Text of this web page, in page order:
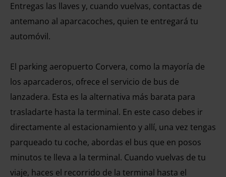
Entregas las llaves y, cuando vuelvas, contactas de
antemano al aparcacoches, quien te entregará tu
automóvil.
El parking aeropuerto Corvera, como la mayoría de
los aparcaderos, ofrece el servicio de bus de
lanzadera. Esta es la alternativa más barata para
trasladarte hasta la terminal. En este caso debes ir
directamente al estacionamiento y allí, una vez tengas
parqueado tu coche, abordas el bus que en posos
minutos te lleva a la terminal. Cuando vuelvas de tu
viaje, haces el recorrido de la terminal hasta el